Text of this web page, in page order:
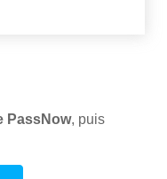
PassNow, puis